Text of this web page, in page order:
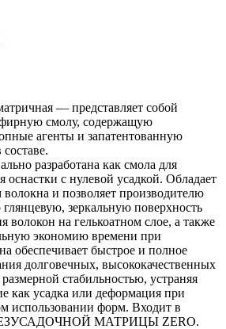
— представляет собой
смолу, содержащую
агенты и запатентованную
разработана как смола для
оснастки с нулевой усадкой. Обладает
и позволяет производителю
зеркальную поверхность
волокон на гелькоатном слое, а также
экономию времени при
обеспечивает быстрое и полное
долговечных, высококачественных
стабильностью, устраняя
как усадка или деформация при
использовании форм. Входит в
МАТРИЦЫ ZERO.